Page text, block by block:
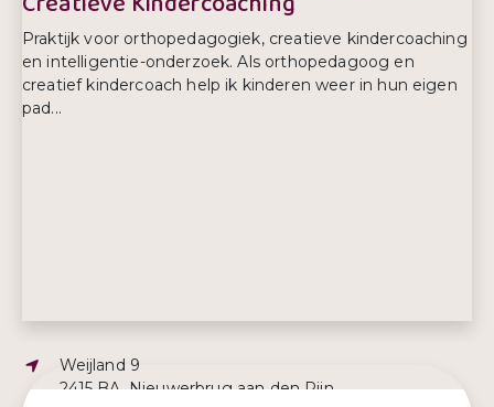
Praktijk voor orthopedagogiek, creatieve kindercoaching
en intelligentie-onderzoek. Als orthopedagoog en
creatief kindercoach help ik kinderen weer in hun eigen
pad...
Adres:
Weijland 9
2415 BA, Nieuwerbrug aan den Rijn